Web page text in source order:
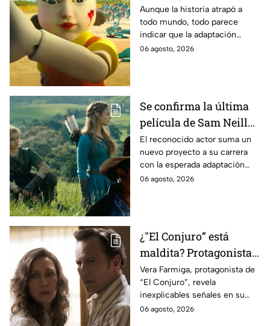
Estados Unidos? Esto
es lo que se sabe al
momento
Aunque la historia atrapó a
todo mundo, todo parece
indicar que la adaptación
podría ser cancelada:
06 agosto, 2026
Se confirma la última
película de Sam Neill
antes de morir: esto es
lo que se sabe hasta
ahora
El reconocido actor suma un
nuevo proyecto a su carrera
con la esperada adaptación
cinematográfica del popular
06 agosto, 2026
¿"El Conjuro” está
maldita? Protagonista
revela INQUIETANTES
señales en su cuerpo
durante la grabación de
la película
Vera Farmiga, protagonista de
“El Conjuro”, revela
inexplicables señales en su
cuerpo durante el rodaje de la
06 agosto, 2026